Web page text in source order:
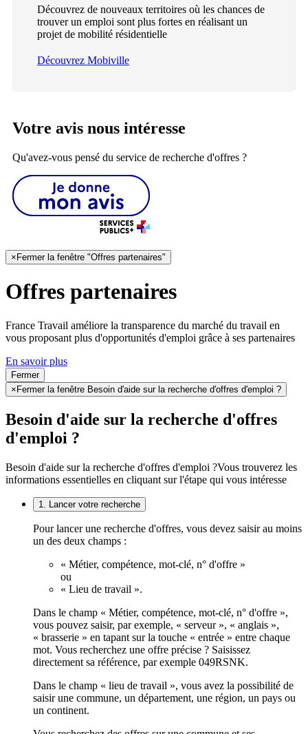
Découvrez de nouveaux territoires où les chances de
trouver un emploi sont plus fortes en réalisant un
projet de mobilité résidentielle
Découvrez Mobiville
Votre avis nous intéresse
Qu'avez-vous pensé du service de recherche d'offres ?
× Fermer la fenêtre "Offres partenaires"
Offres partenaires
France Travail améliore la transparence du marché du travail en
vous proposant plus d'opportunités d'emploi grâce à ses partenaires
En savoir plus
Fermer
× Fermer la fenêtre Besoin d'aide sur la recherche d'offres d'emploi ?
Besoin d'aide sur la recherche d'offres
d'emploi ?
Besoin d'aide sur la recherche d'offres d'emploi ?Vous trouverez les
informations essentielles en cliquant sur l'étape qui vous intéresse
1. Lancer votre recherche
Pour lancer une recherche d'offres, vous devez saisir au moins
un des deux champs :
« Métier, compétence, mot-clé, n° d'offre »
ou
« Lieu de travail ».
Dans le champ « Métier, compétence, mot-clé, n° d'offre »,
vous pouvez saisir, par exemple, « serveur », « anglais »,
« brasserie » en tapant sur la touche « entrée » entre chaque
mot. Vous recherchez une offre précise ? Saisissez
directement sa référence, par exemple 049RSNK.
Dans le champ « lieu de travail », vous avez la possibilité de
saisir une commune, un département, une région, un pays ou
un continent.